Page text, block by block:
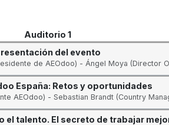
Auditorio 1
del evento
de AEOdoo) - Ángel Moya (Director
España: Retos y oportunidades
AEOdoo) - Sebastian Brandt (Country
talento. El secreto de trabajar